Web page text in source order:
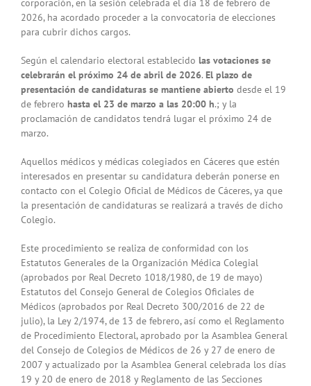
corporación, en la sesión celebrada el día 18 de febrero de
2026, ha acordado proceder a la convocatoria de elecciones
para cubrir dichos cargos.
Según el calendario electoral establecido las votaciones se
celebrarán el próximo 24 de abril de 2026. El plazo de
presentación de candidaturas se mantiene abierto desde el 19
de febrero hasta el 23 de marzo a las 20:00 h.; y la
proclamación de candidatos tendrá lugar el próximo 24 de
marzo.
Aquellos médicos y médicas colegiados en Cáceres que estén
interesados en presentar su candidatura deberán ponerse en
contacto con el Colegio Oficial de Médicos de Cáceres, ya que
la presentación de candidaturas se realizará a través de dicho
Colegio.
Este procedimiento se realiza de conformidad con los
Estatutos Generales de la Organización Médica Colegial
(aprobados por Real Decreto 1018/1980, de 19 de mayo)
Estatutos del Consejo General de Colegios Oficiales de
Médicos (aprobados por Real Decreto 300/2016 de 22 de
julio), la Ley 2/1974, de 13 de febrero, así como el Reglamento
de Procedimiento Electoral, aprobado por la Asamblea General
del Consejo de Colegios de Médicos de 26 y 27 de enero de
2007 y actualizado por la Asamblea General celebrada los días
19 y 20 de enero de 2018 y Reglamento de las Secciones